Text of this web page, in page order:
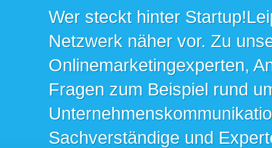
Wer steckt hinter
Netzwerk näher vor. Zu
Onlinemarketingexperten,
Fragen zum Beispiel rund
Sachverständige und